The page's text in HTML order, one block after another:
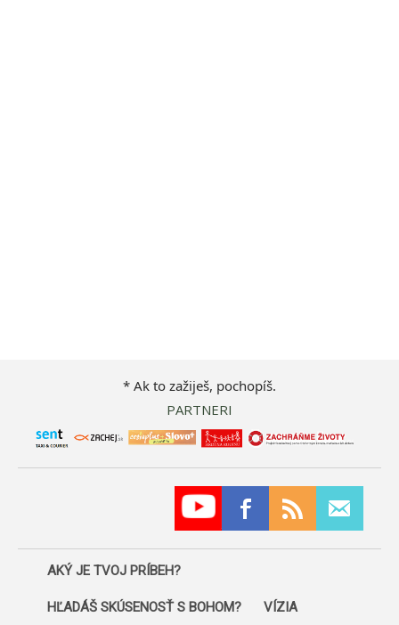
* Ak to zažiješ, pochopíš.
PARTNERI
AKÝ JE TVOJ PRÍBEH?
HĽADÁŠ SKÚSENOSŤ S BOHOM? VÍZIA